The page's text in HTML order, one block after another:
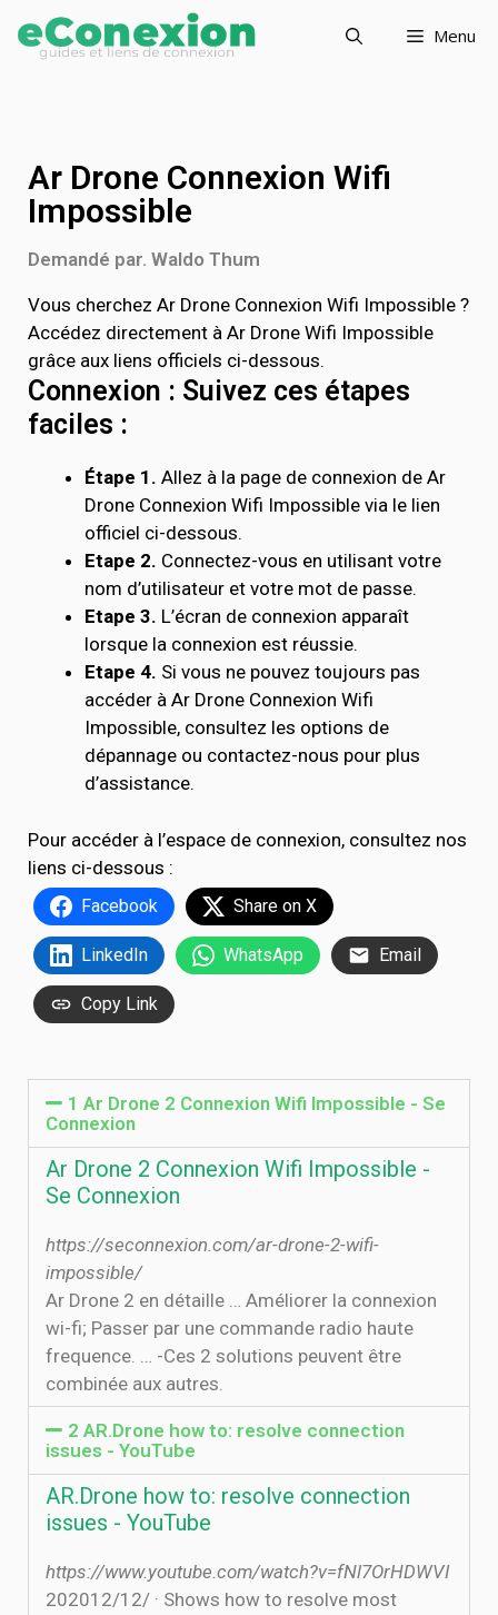
Menu
Ar Drone Connexion Wifi
Impossible
Demandé par. Waldo Thum
Vous cherchez Ar Drone Connexion Wifi Impossible ?
Accédez directement à Ar Drone Wifi Impossible
grâce aux liens officiels ci-dessous.
Connexion : Suivez ces étapes
faciles :
Étape 1. Allez à la page de connexion de Ar
Drone Connexion Wifi Impossible via le lien
officiel ci-dessous.
Etape 2. Connectez-vous en utilisant votre
nom d’utilisateur et votre mot de passe.
Etape 3. L’écran de connexion apparaît
lorsque la connexion est réussie.
Etape 4. Si vous ne pouvez toujours pas
accéder à Ar Drone Connexion Wifi
Impossible, consultez les options de
dépannage ou contactez-nous pour plus
d’assistance.
Pour accéder à l’espace de connexion, consultez nos
liens ci-dessous :
Facebook Share on X
LinkedIn WhatsApp Email
Copy Link
1 Ar Drone 2 Connexion Wifi Impossible - Se
Connexion
Ar Drone 2 Connexion Wifi Impossible -
Se Connexion
https://seconnexion.com/ar-drone-2-wifi-
impossible/
Ar Drone 2 en détaille … Améliorer la connexion
wi-fi; Passer par une commande radio haute
frequence. … -Ces 2 solutions peuvent être
combinée aux autres.
2 AR.Drone how to: resolve connection
issues - YouTube
AR.Drone how to: resolve connection
issues - YouTube
https://www.youtube.com/watch?v=fNl7OrHDWVI
20‏‏/12‏‏/2012 · Shows how to resolve most